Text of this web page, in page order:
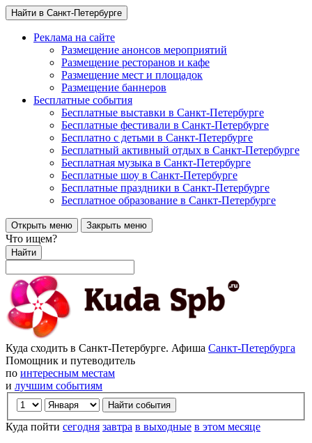
Найти в Санкт-Петербурге
Реклама на сайте
Размещение анонсов мероприятий
Размещение ресторанов и кафе
Размещение мест и площадок
Размещение баннеров
Бесплатные события
Бесплатные выставки в Санкт-Петербурге
Бесплатные фестивали в Санкт-Петербурге
Бесплатно с детьми в Санкт-Петербурге
Бесплатный активный отдых в Санкт-Петербурге
Бесплатная музыка в Санкт-Петербурге
Бесплатные шоу в Санкт-Петербурге
Бесплатные праздники в Санкт-Петербурге
Бесплатное образование в Санкт-Петербурге
Открыть меню Закрыть меню
Что ищем?
Найти
Куда сходить в Санкт-Петербурге. Афиша Санкт-Петербурга
Помощник и путеводитель
по интересным местам
и лучшим событиям
Куда пойти сегодня завтра в выходные в этом месяце